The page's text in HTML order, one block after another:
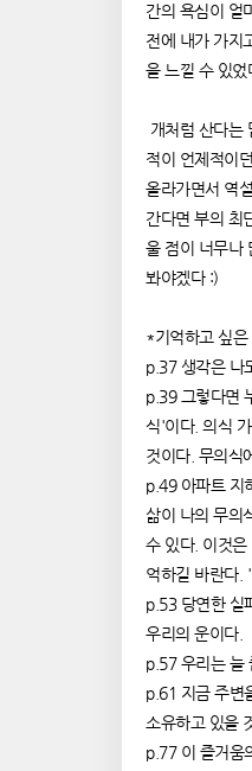
간의 욕심이 얼
전에 내가 가지
을 느낄 수 있었
개처럼 산다는
적이 언제적이
올라가면서 역
간다면 부의 최
울 점이 너무나
봐야겠다 :)
*기억하고 싶은
p.37 생각은 나
p.39 그렇다면
식'이다. 의식
것이다. 무의식
p.49 아파트 지
삶이 나의 무의
수 있다. 이것은
억하길 바란다.
p.53 당연한 실
우리의 운이다.
p.57 우리는 늘
p.61 지금 주변
소유하고 있을
p.77 이 즐거움